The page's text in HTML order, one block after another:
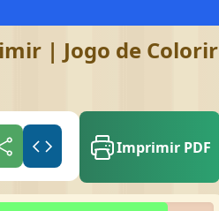
| Jogo de Colorir
Imprimir PDF